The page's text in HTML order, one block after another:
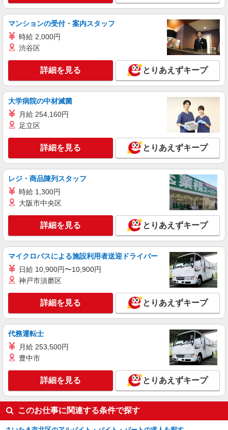
キープ 詳細を見る
株式会社kotrio /●SW-S-2022459
宮原駅＊未経験スタート7割！病院のパート看
護助手/週3〜OK
時給1550円〜2312円 ＜交通費全支給(ガソリ
ン代含む)＞
キープ 詳細を見る
株式会社kotrio /●SW-S-2022673
宮原駅チカ≫医療現場で専門スキルを磨く看護
助手！未経験歓迎
時給1550円〜2312円 ＜交通費全支給(ガソリ
キープ 詳細を見る
紹介予定派遣
株式会社トラストグロース 新宿本社 第3営業部
介護付き有料老人ホームでの看護師
埼玉県さいたま市北区
キープ 詳細を見る
職業紹介
株式会社kotrio /●SW-S-2097416
宮原駅│チーム医療の一員。未経験でも力にな
れる看護助手
【正社員】月給240,000〜400,000円 ・基本
給：200,000円〜220,000円 ・資格手当：10,000〜
30,000円 ・役職手当：10,000〜70,000円 ・処遇改
善手当：20,000〜60,000円（勤続年数、保有資格
埼玉県さいたま市北区
マンションの受付・案内スタッフ
時給 2,000円
渋谷区
詳細を見る とりあえずキープ
大学病院の中材滅菌
月給 254,160円
足立区
詳細を見る とりあえずキープ
レジ・商品陳列スタッフ
時給 1,300円
大阪市中央区
詳細を見る とりあえずキープ
マイクロバスによる施設利用者送迎ドライバー
日給 10,900円〜10,900円
神戸市須磨区
詳細を見る とりあえずキープ
代務運転士
月給 253,500円
豊中市
詳細を見る とりあえずキープ
このお仕事に関連する条件で探す